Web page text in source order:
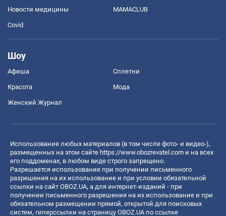
Новости медицины MAMACLUB
Covid
Шоу
Афиша Сплетни
Красота Мода
Женский Журнал
Использование любых материалов (в том числе фото- и видео-),
размещенных на этом сайте https://www.obozrevatel.com и на всех
его поддоменах, в любом виде строго запрещено.
Разрешается использование при получении письменного
разрешения на их использование и при условии обязательной
ссылки на сайт OBOZ.UA, а для интернет-изданий - при
получении письменного разрешения на их использование и при
обязательном размещении прямой, открытой для поисковых
систем, гиперссылки на страницу OBOZ.UA по ссылке